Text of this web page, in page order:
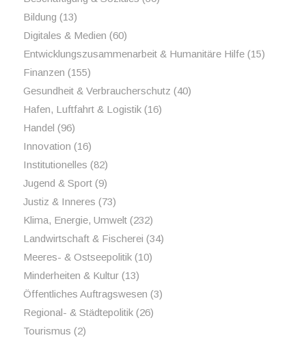
Bildung (13)
Digitales & Medien (60)
Entwicklungszusammenarbeit & Humanitäre Hilfe(15)
Finanzen (155)
Gesundheit & Verbraucherschutz (40)
Hafen, Luftfahrt & Logistik(16)
Handel (96)
Innovation (16)
Institutionelles (82)
Jugend & Sport(9)
Justiz & Inneres (73)
Klima, Energie, Umwelt(232)
Landwirtschaft & Fischerei (34)
Meeres- & Ostseepolitik(10)
Minderheiten & Kultur(13)
Öffentliches Auftragswesen (3)
Regional- & Städtepolitik(26)
Tourismus (2)